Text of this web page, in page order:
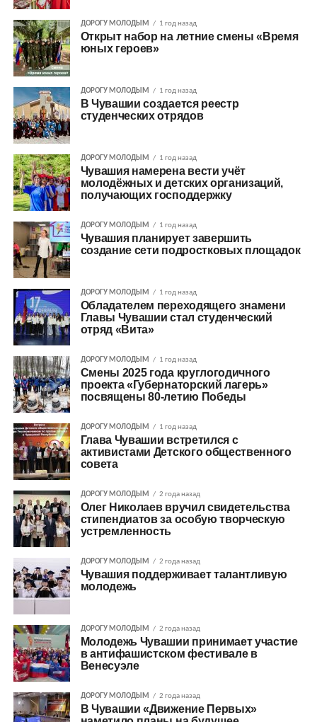
ДОРОГУ МОЛОДЫМ 1 год назад
Открыт набор на летние смены «Время
юных героев»
ДОРОГУ МОЛОДЫМ 1 год назад
В Чувашии создается реестр
студенческих отрядов
ДОРОГУ МОЛОДЫМ 1 год назад
Чувашия намерена вести учёт
молодёжных и детских организаций,
получающих господдержку
ДОРОГУ МОЛОДЫМ 1 год назад
Чувашия планирует завершить
создание сети подростковых площадок
ДОРОГУ МОЛОДЫМ 1 год назад
Обладателем переходящего знамени
Главы Чувашии стал студенческий
отряд «Вита»
ДОРОГУ МОЛОДЫМ 1 год назад
Смены 2025 года круглогодичного
проекта «Губернаторский лагерь»
посвящены 80-летию Победы
ДОРОГУ МОЛОДЫМ 1 год назад
Глава Чувашии встретился с
активистами Детского общественного
совета
ДОРОГУ МОЛОДЫМ 2 года назад
Олег Николаев вручил свидетельства
стипендиатов за особую творческую
устремленность
ДОРОГУ МОЛОДЫМ 2 года назад
Чувашия поддерживает талантливую
молодежь
ДОРОГУ МОЛОДЫМ 2 года назад
Молодежь Чувашии принимает участие
в антифашистском фестивале в
Венесуэле
ДОРОГУ МОЛОДЫМ 2 года назад
В Чувашии «Движение Первых»